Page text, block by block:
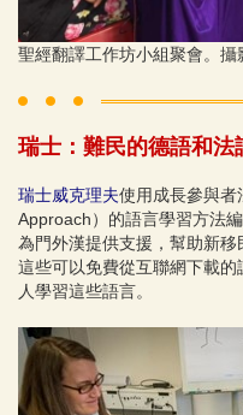
聖經翻譯工作坊小組聚會。攝
瑞士：難民的德語和法
瑞士威克理夫使用成長參與
Approach）的語言學習方法
為門外漢提供支援，幫助新
這些可以免費從互聯網下載
人學習這些語言。